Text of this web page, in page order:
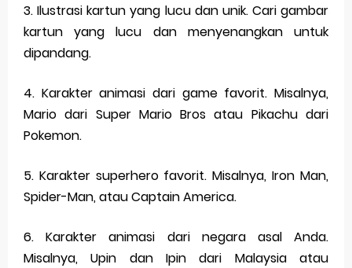
3. Ilustrasi kartun yang lucu dan unik. Cari gambar
kartun yang lucu dan menyenangkan untuk
dipandang.
4. Karakter animasi dari game favorit. Misalnya,
Mario dari Super Mario Bros atau Pikachu dari
Pokemon.
5. Karakter superhero favorit. Misalnya, Iron Man,
Spider-Man, atau Captain America.
6. Karakter animasi dari negara asal Anda.
Misalnya, Upin dan Ipin dari Malaysia atau